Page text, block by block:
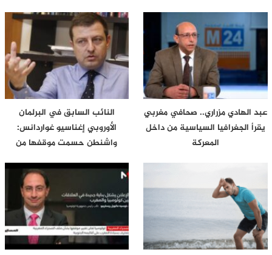
عبد الهادي مزراري.. صحافي مغربي
يقرأ الجغرافيا السياسية من داخل
المعركة
النائب السابق في البرلمان
الأوروبي إغناسيو غواردانس:
واشنطن حسمت موقفها من